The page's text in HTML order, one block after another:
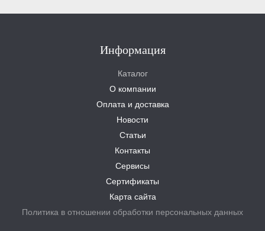
Информация
Каталог
О компании
Оплата и доставка
Новости
Статьи
Контакты
Сервисы
Сертификаты
Карта сайта
Политика в отношении обработки персональных данных